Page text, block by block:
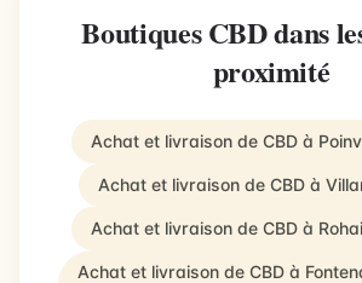
Boutiques CBD dans
proximité
Achat et livraison de CBD à
Achat et livraison de CBD à
Achat et livraison de CBD à
Achat et livraison de CBD à